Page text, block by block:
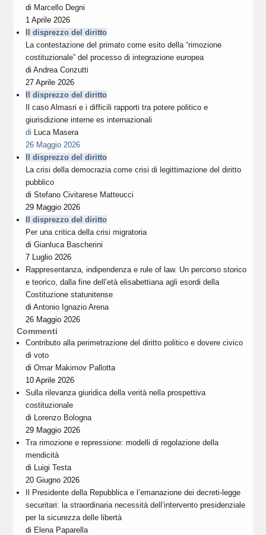
di Marcello Degni
1 Aprile 2026
Il disprezzo del diritto
La contestazione del primato come esito della “rimozione
costituzionale” del processo di integrazione europea
diAndrea Conzutti
27 Aprile 2026
Il disprezzo del diritto
Il caso Almasri e i difficili rapporti tra potere politico e
giurisdizione interne es internazionali
di
Luca Masera
26 Maggio 2026
Il disprezzo del diritto
La crisi della democrazia come crisi di legittimazione del diritto
pubblico
diStefano Civitarese Matteucci
29 Maggio 2026
Il disprezzo del diritto
Per una critica della crisi migratoria
diGianluca Bascherini
7 Luglio 2026
Rappresentanza, indipendenza e rule of law. Un percorso storico
e teorico, dalla fine dell’età elisabettiana agli esordi della
Costituzione statunitense
diAntonio Ignazio Arena
26 Maggio 2026
Commenti
Contributo alla perimetrazione del diritto politico e dovere civico
di voto
diOmar Makimov Pallotta
10 Aprile 2026
Sulla rilevanza giuridica della verità nella prospettiva
costituzionale
di
Lorenzo Bologna
29 Maggio 2026
Tra rimozione e repressione: modelli di regolazione della
mendicità
di
Luigi Testa
20 Giugno 2026
Il Presidente della Repubblica e l’emanazione dei decreti-legge
securitari: la straordinaria necessità dell’intervento presidenziale
per la sicurezza delle libertà
di Elena Paparella